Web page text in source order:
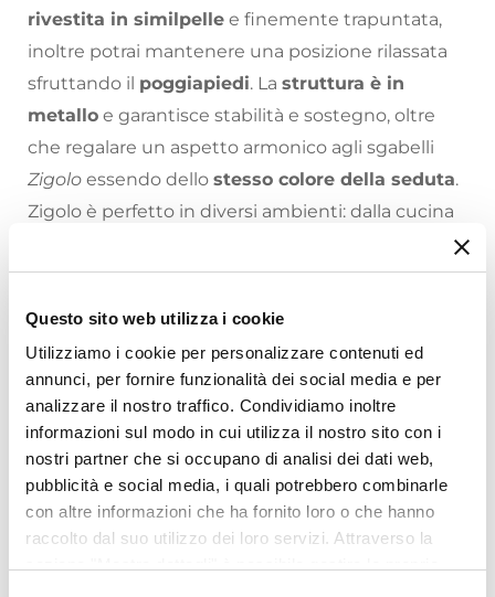
Questo sito web utilizza i cookie
Utilizziamo i cookie per personalizzare contenuti ed
annunci, per fornire funzionalità dei social media e per
analizzare il nostro traffico. Condividiamo inoltre
informazioni sul modo in cui utilizza il nostro sito con i
nostri partner che si occupano di analisi dei dati web,
pubblicità e social media, i quali potrebbero combinarle
con altre informazioni che ha fornito loro o che hanno
raccolto dal suo utilizzo dei loro servizi. Attraverso la
rivestita in similpelle e finemente trapuntata,
inoltre potrai mantenere una posizione rilassata
sfruttando il poggiapiedi. La struttura è in
metallo e garantisce stabilità e sostegno, oltre
che regalare un aspetto armonico agli sgabelli
Zigolo essendo dello stesso colore della seduta.
Zigolo è perfetto in diversi ambienti: dalla cucina
bancone della tua caffetteria.
Scegli la versatilità di Zigolo.
Scopri il nostrovasto catalogo onlineper
arredare la tua casa come hai sempre sognato:
migliaia di opzioni in finiture, colori e dimensioni
tra cui scegliere!
Riepilogo Caratteristiche
Caratteristiche
Tipologia
Set sgabelli
Numero Elementi
2 elementi
Serie
Zigolo
Dimensioni
Ti suggeriamo anche